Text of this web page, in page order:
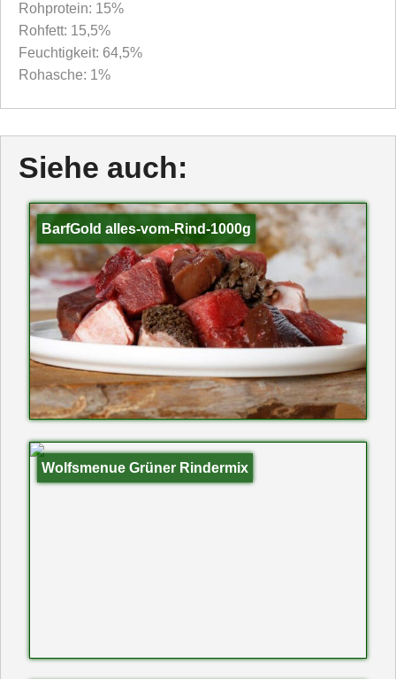
Rohprotein: 15%
Rohfett: 15,5%
Feuchtigkeit: 64,5%
Rohasche: 1%
Siehe auch:
BarfGold alles-vom-Rind-1000g
Wolfsmenue Grüner Rindermix